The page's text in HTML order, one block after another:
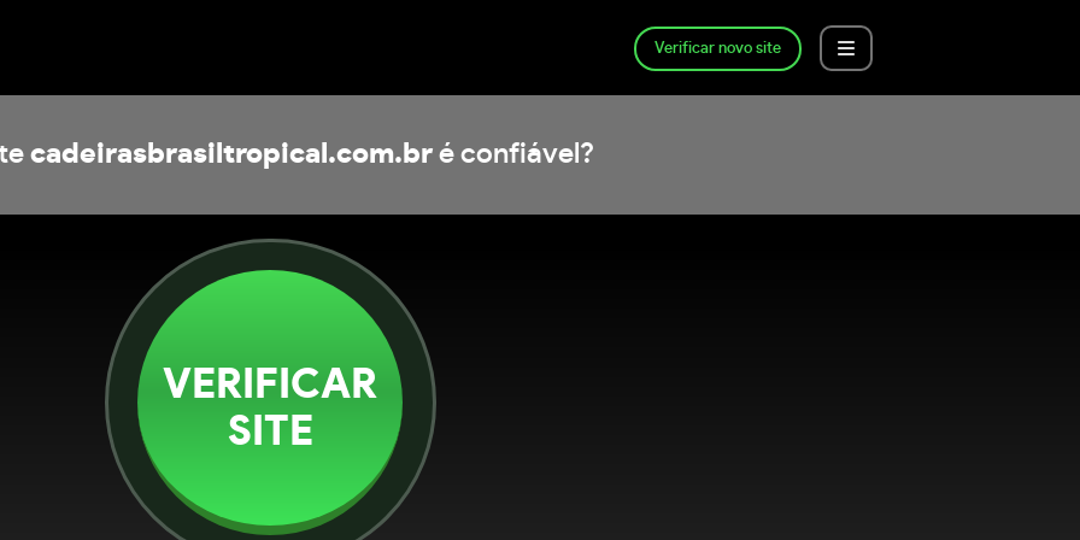
Verificar novo site
cadeirasbrasiltropical.com.bré confiável?
VERIFICAR
SITE